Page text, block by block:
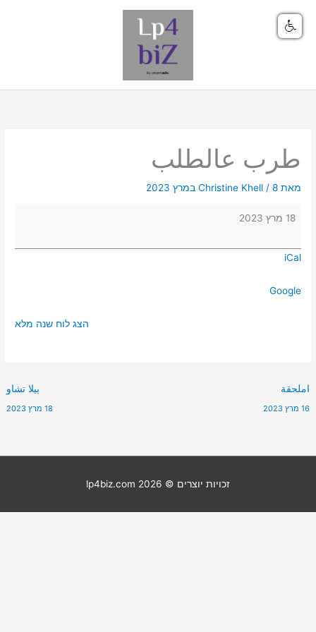
طرب عالطلب
מאת Christine Khell / 8 במרץ 2023
18 מרץ 2023
iCal
Google
הצג לוח שנה מלא
املحقة
16 מרץ 2023
بيلا تشاو
18 מרץ 2023
זכויות יוצרים © 2026 lp4biz.com